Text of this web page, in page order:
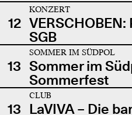
12
KONZERT
SGB
13
SOMMER IM SÜDPOL
Sommer im
Sommerfest
13
CLUB
LaVIVA – Die